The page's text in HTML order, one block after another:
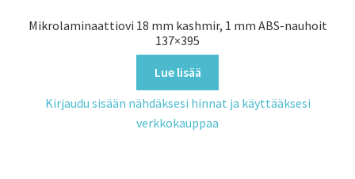
Mikrolaminaattiovi 18 mm kashmir, 1 mm ABS-nauhoit
137×395
Lue lisää
Kirjaudu sisään nähdäksesi hinnat ja käyttääksesi
verkkokauppaa